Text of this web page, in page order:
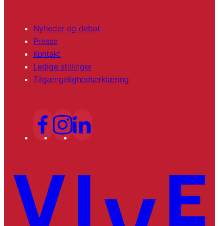
Nyheder og debat
Presse
Kontakt
Ledige stillinger
Tilgængelighedserklæring